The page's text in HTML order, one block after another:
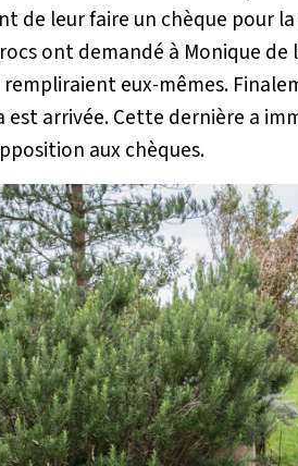
de leur faire un chèque pour
ont demandé à Monique
rempliraient eux-mêmes.
arrivée. Cette dernière a
aux chèques.